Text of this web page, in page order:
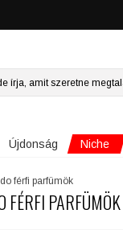
Újdonság Niche
férfi parfümök
FÉRFI PARFÜMÖK